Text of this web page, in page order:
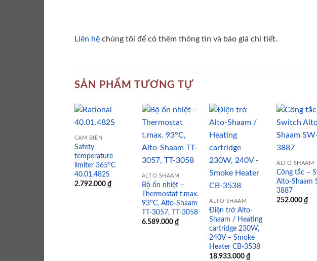
Liên hệ chúng tôi để có thêm thông tin và báo giá chi tiết.
SẢN PHẨM TƯƠNG TỰ
wishlist
CẢM BIẾN
Safety
temperature
limiter 365°C
40.01.482S
2.792.000 ₫
Add to
wishlist
ALTO SHAAM
Bộ ổn nhiệt –
Thermostat t.max.
93°C, Alto-Shaam
TT-3057, TT-3058
6.589.000 ₫
Add to
wishlist
ALTO SHAAM
Điện trở Alto-
Shaam / Heating
cartridge 230W,
240V – Smoke
Heater CB-3538
18.933.000₫
ALTO SHAAM
Công tắc –
Alto-Shaam
3887
252.000₫